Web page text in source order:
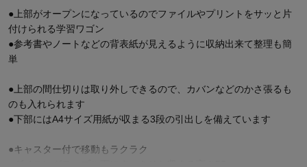
●上部がオープンになっているのでファイルやプリントをサッと片
付けられる学習ワゴン
●参考書やノートなどの背表紙が見えるように収納出来て整理も簡
単
●上部の間仕切りは取り外しできるので、カバンなどのかさ張るも
のも入れられます
●下部にはA4サイズ用紙が収まる3段の引出しを備えています
●キャスター付で移動もラクラク